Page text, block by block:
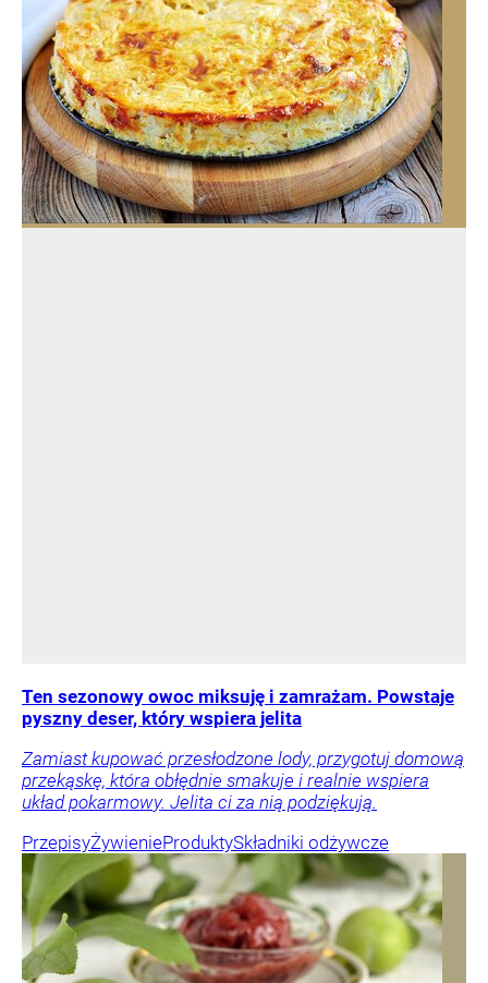
Ten sezonowy owoc miksuję i zamrażam. Powstaje
pyszny deser, który wspiera jelita
Zamiast kupować przesłodzone lody, przygotuj domową
przekąskę, która obłędnie smakuje i realnie wspiera
układ pokarmowy. Jelita ci za nią podziękują.
PrzepisyŻywienieProduktySkładniki odżywcze